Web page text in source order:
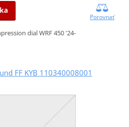
Porovnať
dial WRF 450 '24-
FF KYB 110340008001